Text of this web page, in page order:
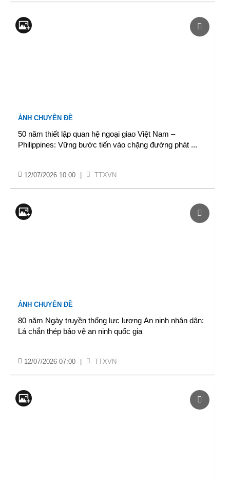
ẢNH CHUYÊN ĐỀ
50 năm thiết lập quan hệ ngoại giao Việt Nam –
Philippines: Vững bước tiến vào chặng đường phát ...
12/07/2026 10:00 TTXVN
ẢNH CHUYÊN ĐỀ
80 năm Ngày truyền thống lực lượng An ninh nhân dân:
Lá chắn thép bảo vệ an ninh quốc gia
12/07/2026 07:00 TTXVN